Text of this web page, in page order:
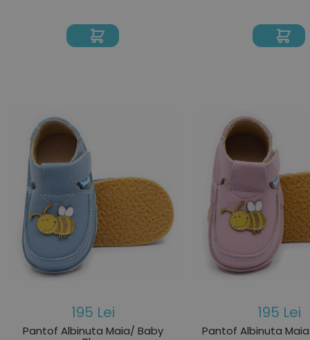
195 Lei
Pantof Albinuta Maia/ Baby
195 Lei
Pantof Albinuta